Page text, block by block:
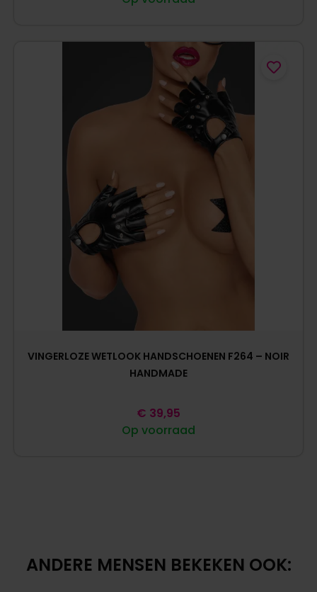
VINGERLOZE WETLOOK HANDSCHOENEN F264 – NOIR
HANDMADE
Op voorraad
€ 39,95
ANDERE MENSEN BEKEKEN OOK: